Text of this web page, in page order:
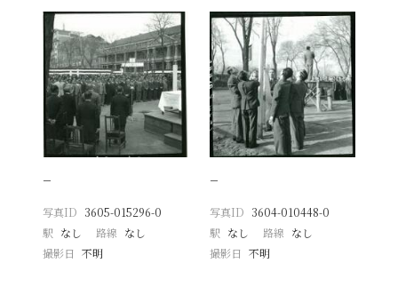
−
写真ID 3605-015296-0
駅 なし 路線 なし
撮影日
不明
−
写真ID 3604-010448-0
駅 なし 路線 なし
撮影日 不明